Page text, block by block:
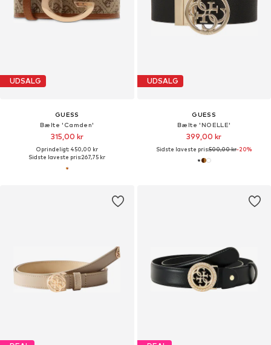
UDSALG
GUESS
Bælte 'Camden'
315,00 kr
Oprindeligt: 450,00 kr
Sidste laveste pris:267,75 kr
UDSALG
GUESS
Bælte 'NOELLE'
399,00 kr
Sidste laveste pris:500,00 kr-20%